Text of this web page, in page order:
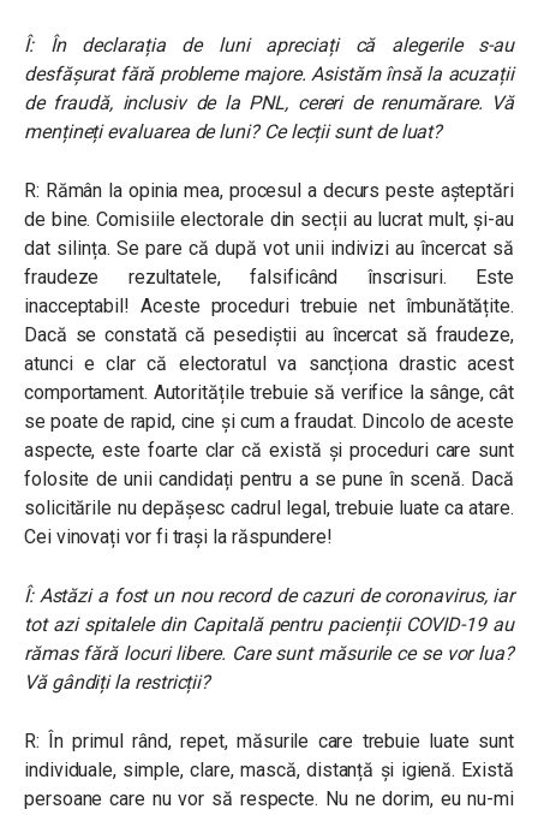
Î: În declarația de luni apreciați că alegerile s-au
desfășurat fără probleme majore. Asistăm însă la acuzații
de fraudă, inclusiv de la PNL, cereri de renumărare. Vă
mențineți evaluarea de luni? Ce lecții sunt de luat?
R: Rămân la opinia mea, procesul a decurs peste așteptări
de bine. Comisiile electorale din secții au lucrat mult, și-au
dat silința. Se pare că după vot unii indivizi au încercat să
fraudeze rezultatele, falsificând înscrisuri. Este
inacceptabil! Aceste proceduri trebuie net îmbunătățite.
Dacă se constată că pesediștii au încercat să fraudeze,
atunci e clar că electoratul va sancționa drastic acest
comportament. Autoritățile trebuie să verifice la sânge, cât
se poate de rapid, cine și cum a fraudat. Dincolo de aceste
aspecte, este foarte clar că există și proceduri care sunt
folosite de unii candidați pentru a se pune în scenă. Dacă
solicitările nu depășesc cadrul legal, trebuie luate ca atare.
Cei vinovați vor fi trași la răspundere!
Î: Astăzi a fost un nou record de cazuri de coronavirus, iar
tot azi spitalele din Capitală pentru pacienții COVID-19 au
rămas fără locuri libere. Care sunt măsurile ce se vor lua?
Vă gândiți la restricții?
R: În primul rând, repet, măsurile care trebuie luate sunt
individuale, simple, clare, mască, distanță și igienă. Există
persoane care nu vor să respecte. Nu ne dorim, eu nu-mi